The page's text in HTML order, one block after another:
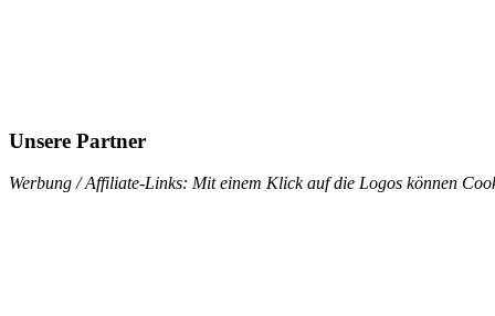
Unsere Partner
Werbung / Affiliate-Links: Mit einem Klick auf die Logos können